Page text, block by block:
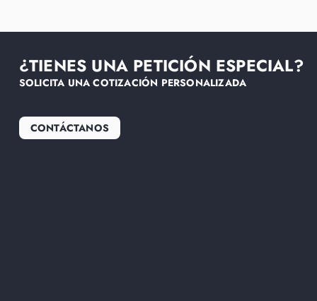
¿TIENES UNA PETICIÓN ESPECIAL?
SOLICITA UNA COTIZACIÓN PERSONALIZADA
CONTÁCTANOS